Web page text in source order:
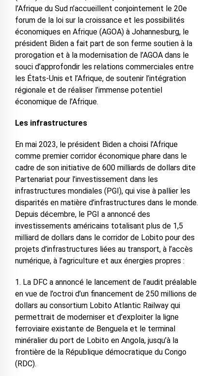
l’Afrique du Sud n’accueillent conjointement le 20e
forum de la loi sur la croissance et les possibilités
économiques en Afrique (AGOA) à Johannesburg, le
président Biden a fait part de son ferme soutien à la
prorogation et à la modernisation de l’AGOA dans le
souci d’approfondir les relations commerciales entre
les États-Unis et l’Afrique, de soutenir l’intégration
régionale et de réaliser l’immense potentiel
économique de l’Afrique.
Les infrastructures
En mai 2023, le président Biden a choisi l’Afrique
comme premier corridor économique phare dans le
cadre de son initiative de 600 milliards de dollars dite
Partenariat pour l’investissement dans les
infrastructures mondiales (PGI), qui vise à pallier les
disparités en matière d’infrastructures dans le monde.
Depuis décembre, le PGI a annoncé des
investissements américains totalisant plus de 1,5
milliard de dollars dans le corridor de Lobito pour des
projets d’infrastructures liées au transport, à l’accès
numérique, à l’agriculture et aux énergies propres :
1. La DFC a annoncé le lancement de l’audit préalable
en vue de l’octroi d’un financement de 250 millions de
dollars au consortium Lobito Atlantic Railway qui
permettrait de moderniser et d’exploiter la ligne
ferroviaire existante de Benguela et le terminal
minéralier du port de Lobito en Angola, jusqu’à la
frontière de la République démocratique du Congo
(RDC).